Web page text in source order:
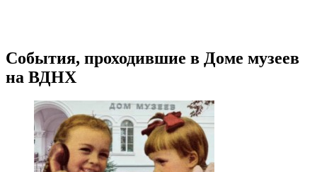
События, проходившие в Доме музеев
на ВДНХ